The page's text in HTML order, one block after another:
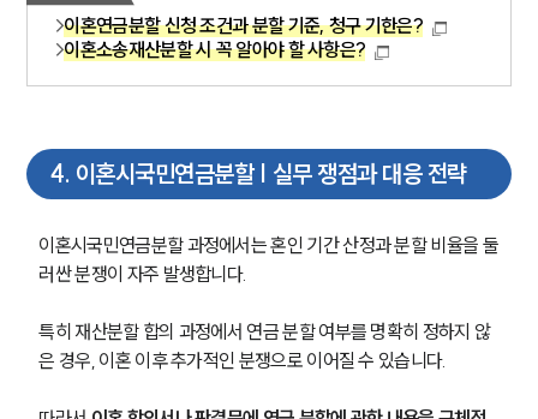
AI대륜
업무사례
이혼 주요 업무사례
사례분석/최신동향
이혼 법률정보
이혼소송·상담후기
업무분야
업무
이혼연금분할 신청 조건과 분할 기준, 청구 기한은?
이혼소송재산분할 시 꼭 알아야 할 사항은?
4. 이혼시국민연금분할 | 실무 쟁점과 대응 전략
이혼시국민연금분할 과정에서는 혼인 기간 산정과 분할 비율을 둘
러싼 분쟁이 자주 발생합니다.
특히 재산분할 합의 과정에서 연금 분할 여부를 명확히 정하지 않
은 경우, 이혼 이후 추가적인 분쟁으로 이어질 수 있습니다.